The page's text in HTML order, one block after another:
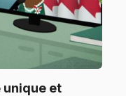
unique et